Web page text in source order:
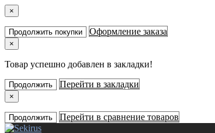
×
Продолжить покупки Оформление заказа
×
Товар успешно добавлен в закладки!
Продолжить Перейти в закладки
×
Продолжить Перейти в сравнение товаров